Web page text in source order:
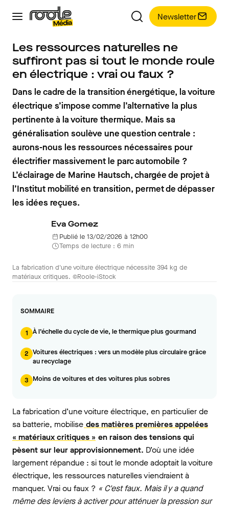
Newsletter
Les ressources naturelles ne
suffiront pas si tout le monde roule
en électrique : vrai ou faux ?
Dans le cadre de la transition énergétique, la voiture
électrique s’impose comme l’alternative la plus
pertinente à la voiture thermique. Mais sa
généralisation soulève une question centrale :
aurons-nous les ressources nécessaires pour
électrifier massivement le parc automobile ?
L’éclairage de Marine Hautsch, chargée de projet à
l’Institut mobilité en transition, permet de dépasser
les idées reçues.
Eva Gomez
Publié le 13/02/2026 à 12h00
Temps de lecture : 6 min
La fabrication d'une voiture électrique nécessite 394 kg de
matériaux critiques. ©Roole-iStock
SOMMAIRE
1 À l’échelle du cycle de vie, le thermique plus gourmand
2 Voitures électriques : vers un modèle plus circulaire grâce
au recyclage
3 Moins de voitures et des voitures plus sobres
La fabrication d’une voiture électrique, en particulier de
sa batterie, mobilise des matières premières appelées
« matériaux critiques » en raison des tensions qui
pèsent sur leur approvisionnement. D’où une idée
largement répandue : si tout le monde adoptait la voiture
électrique, les ressources naturelles viendraient à
manquer. Vrai ou faux ? « C'est faux. Mais il y a quand
même des leviers à activer pour atténuer la pression sur